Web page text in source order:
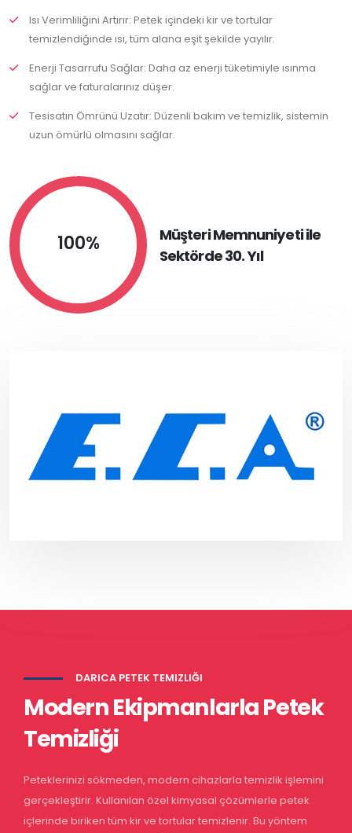
Isı Verimliliğini Artırır: Petek içindeki kir ve tortular
temizlendiğinde ısı, tüm alana eşit şekilde yayılır.
Enerji Tasarrufu Sağlar: Daha az enerji tüketimiyle ısınma
sağlar ve faturalarınız düşer.
Tesisatın Ömrünü Uzatır: Düzenli bakım ve temizlik, sistemin
uzun ömürlü olmasını sağlar.
100%
Müşteri Memnuniyeti ile
Sektörde 30. Yıl
DARICA PETEK TEMIZLIĞI
Modern Ekipmanlarla Petek
Temizliği
Peteklerinizi sökmeden, modern cihazlarla temizlik işlemini
gerçekleştirir. Kullanılan özel kimyasal çözümlerle petek
içlerinde biriken tüm kir ve tortular temizlenir. Bu yöntem